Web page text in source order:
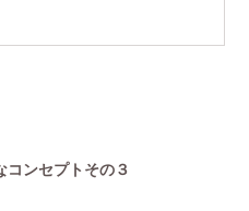
ンセプトその３